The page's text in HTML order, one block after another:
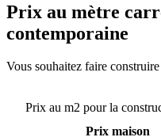
Prix au mètre
contemporaine
Vous souhaitez faire
Prix au m2 pour la
Prix maison